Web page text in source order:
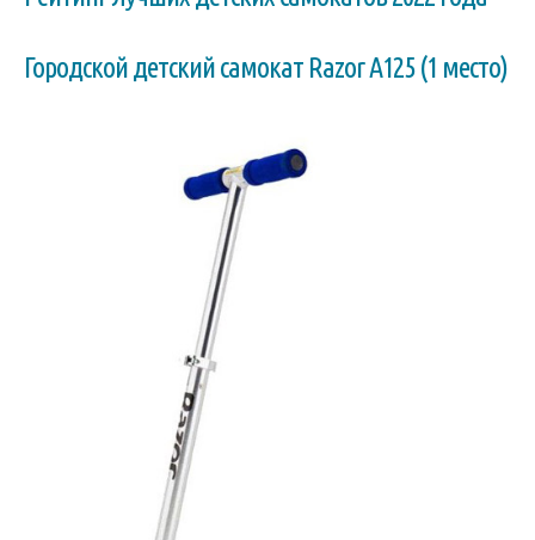
Городской детский самокат Razor A125 (1 место)